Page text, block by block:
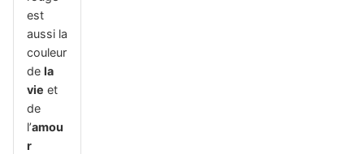
est
aussi la
couleur
de la
vie et
de
l’amou
r